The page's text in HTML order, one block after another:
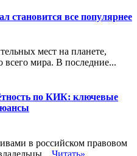
становится все популярнее
мест на планете,
всего мира. В последние...
по КИК: ключевые
в российском правовом
Читать»